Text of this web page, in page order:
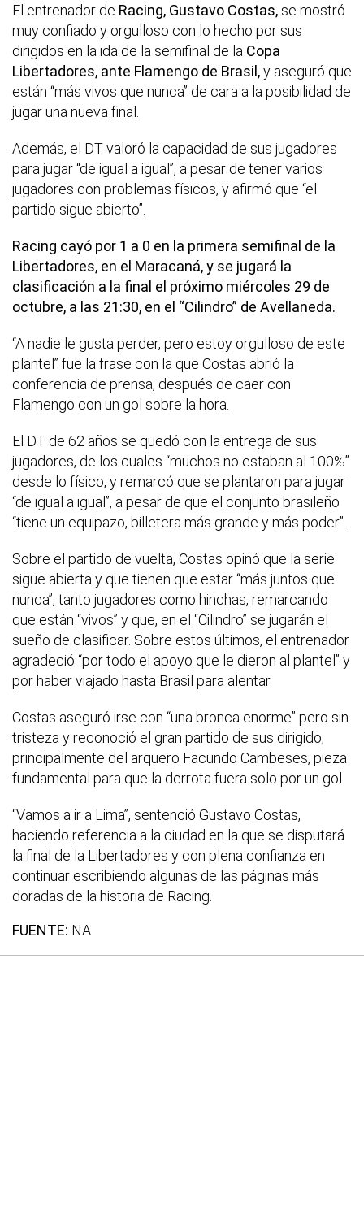
El entrenador de Racing, Gustavo Costas, se mostró
muy confiado y orgulloso con lo hecho por sus
dirigidos en la ida de la semifinal de la Copa
Libertadores, ante Flamengo de Brasil,y aseguró que
están “más vivos que nunca” de cara a la posibilidad de
jugar una nueva final.
Además, el DT valoró la capacidad de sus jugadores
para jugar “de igual a igual”, a pesar de tener varios
jugadores con problemas físicos, y afirmó que “el
partido sigue abierto”.
Racing cayó por 1 a 0 en la primera semifinal de la
Libertadores, en el Maracaná, y se jugará la
clasificación a la final el próximo miércoles 29 de
octubre, a las 21:30, en el “Cilindro” de Avellaneda.
“A nadie le gusta perder, pero estoy orgulloso de este
plantel” fue la frase con la que Costas abrió la
conferencia de prensa, después de caer con
Flamengo con un gol sobre la hora.
El DT de 62 años se quedó con la entrega de sus
jugadores, de los cuales “muchos no estaban al 100%”
desde lo físico, y remarcó que se plantaron para jugar
“de igual a igual”, a pesar de que el conjunto brasileño
“tiene un equipazo, billetera más grande y más poder”.
Sobre el partido de vuelta, Costas opinó que la serie
sigue abierta y que tienen que estar “más juntos que
nunca”, tanto jugadores como hinchas, remarcando
que están “vivos” y que, en el “Cilindro” se jugarán el
sueño de clasificar. Sobre estos últimos, el entrenador
agradeció “por todo el apoyo que le dieron al plantel” y
por haber viajado hasta Brasil para alentar.
Costas aseguró irse con “una bronca enorme” pero sin
tristeza y reconoció el gran partido de sus dirigido,
principalmente del arquero Facundo Cambeses, pieza
fundamental para que la derrota fuera solo por un gol.
“Vamos a ir a Lima”, sentenció Gustavo Costas,
haciendo referencia a la ciudad en la que se disputará
la final de la Libertadores y con plena confianza en
continuar escribiendo algunas de las páginas más
doradas de la historia de Racing.
FUENTE: NA